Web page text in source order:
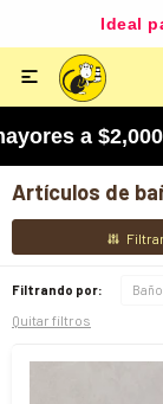
Ideal

a
Artículos de
Filtrando por:
Quitar filtros